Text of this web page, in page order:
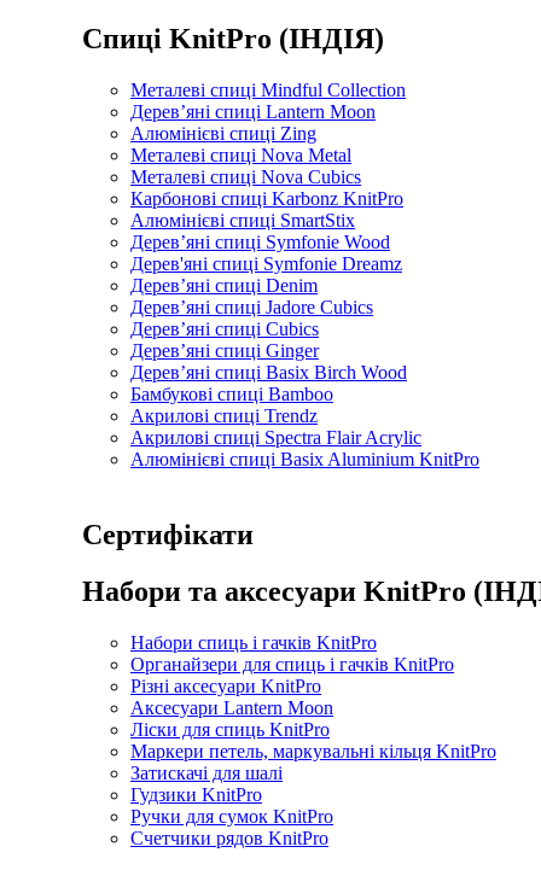
Спиці KnitPro (ІНДІЯ)
Металеві спиці Mindful Collection
Дерев’яні спиці Lantern Moon
Алюмінієві спиці Zing
Металеві спиці Nova Metal
Металеві спиці Nova Cubics
Карбонові спиці Karbonz KnitPro
Алюмінієві спиці SmartStix
Дерев’яні спиці Symfonie Wood
Дерев'яні спиці Symfonie Dreamz
Дерев’яні спиці Denim
Дерев’яні спиці Jadore Cubics
Дерев’яні спиці Cubics
Дерев’яні спиці Ginger
Дерев’яні спиці Basix Birch Wood
Бамбукові спиці Bamboo
Акрилові спиці Trendz
Акрилові спиці Spectra Flair Acrylic
Алюмінієві спиці Basix Aluminium KnitPro
Сертифікати
Набори та аксесуари KnitPro
Набори спиць і гачків KnitPro
Органайзери для спиць і гачків KnitPro
Різні аксесуари KnitPro
Аксесуари Lantern Moon
Ліски для спиць KnitPro
Маркери петель, маркувальні кільця KnitPro
Затискачі для шалі
Гудзики KnitPro
Ручки для сумок KnitPro
Счетчики рядов KnitPro